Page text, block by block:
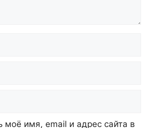
моё имя, email и адрес сайта в